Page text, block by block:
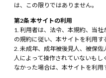
は、この限りではありません。
第2条 本サイトの利用
利用者は、法令、本規約、当
の規約に従い、本サイトを利用す
未成年、成年被後見人、被保
人によって操作されていないも
なかった場合は、本サイトを利用